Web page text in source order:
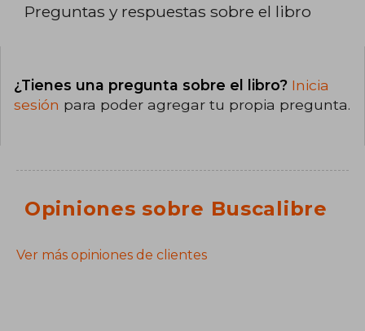
Preguntas y respuestas sobre el libro
¿Tienes una pregunta sobre el libro? Inicia
sesión para poder agregar tu propia pregunta.
Opiniones sobre Buscalibre
Ver más opiniones de clientes